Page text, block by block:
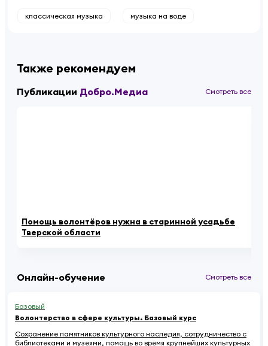
классическая музыка музыка на воде
Также рекомендуем
Публикации Добро.Медиа Смотреть все
Помощь волонтёров нужна в старинной усадьбе
Тверской области
Онлайн-обучение Смотреть все
Базовый
Волонтерство в сфере культуры. Базовый курс
Сохранение памятников культурного наследия, сотрудничество с
библиотеками и музеями, помощь во время крупнейших культурных